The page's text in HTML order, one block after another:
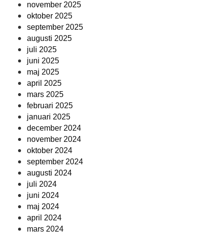
november 2025
oktober 2025
september 2025
augusti 2025
juli 2025
juni 2025
maj 2025
april 2025
mars 2025
februari 2025
januari 2025
december 2024
november 2024
oktober 2024
september 2024
augusti 2024
juli 2024
juni 2024
maj 2024
april 2024
mars 2024